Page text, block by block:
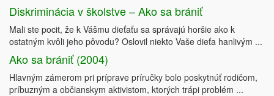
Diskriminácia v školstve – Ako sa brániť
Mali ste pocit, že k Vášmu dieťaťu sa správajú horšie ako k
ostatným kvôli jeho pôvodu? Oslovil niekto Vaše dieťa hanlivým ...
Ako sa brániť (2004)
Hlavným zámerom pri príprave príručky bolo poskytnúť rodičom,
príbuzným a občianskym aktivistom, ktorých trápi problém ...